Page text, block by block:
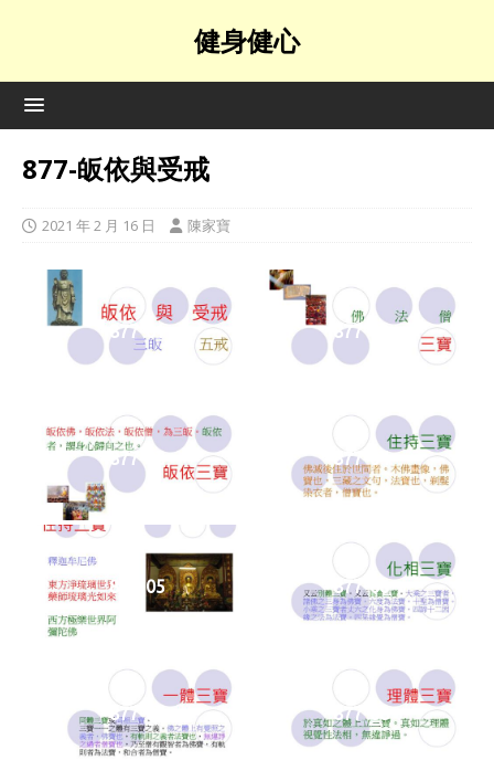
健身健心
877-皈依與受戒
2021 年 2 月 16 日 陳家寶
877-01 877-02
877-03 877-04
877-05 877-06
877-07 877-08